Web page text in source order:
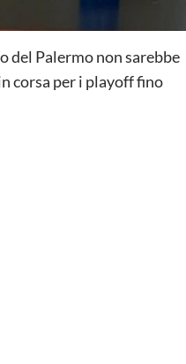
del Palermo non sarebbe
corsa per i playoff fino